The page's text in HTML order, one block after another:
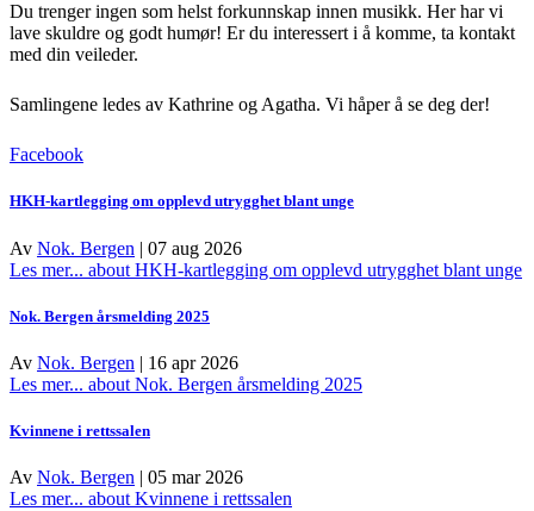
Du trenger ingen som helst forkunnskap innen musikk. Her har vi
lave skuldre og godt humør! Er du interessert i å komme, ta kontakt
med din veileder.
Samlingene ledes av Kathrine og Agatha. Vi håper å se deg der!
Facebook
HKH-kartlegging om opplevd utrygghet blant unge
Av Nok. Bergen | 07 aug 2026
Les mer... about HKH-kartlegging om opplevd utrygghet blant unge
Nok. Bergen årsmelding 2025
Av Nok. Bergen | 16 apr 2026
Les mer... about Nok. Bergen årsmelding 2025
Kvinnene i rettssalen
Av Nok. Bergen | 05 mar 2026
Les mer... about Kvinnene i rettssalen